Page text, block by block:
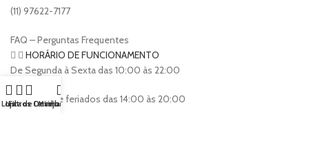
(11) 97622-7177
FAQ – Perguntas Frequentes
HORÁRIO DE FUNCIONAMENTO
De Segunda à Sexta das 10:00 às 22:00
Domingos e feriados das 14:00 às 20:00
LojaFiltros
Lista de Desejos
Carrinho
Minha conta